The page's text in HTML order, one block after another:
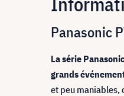
Panasonic
La série
grands
et peu maniables,